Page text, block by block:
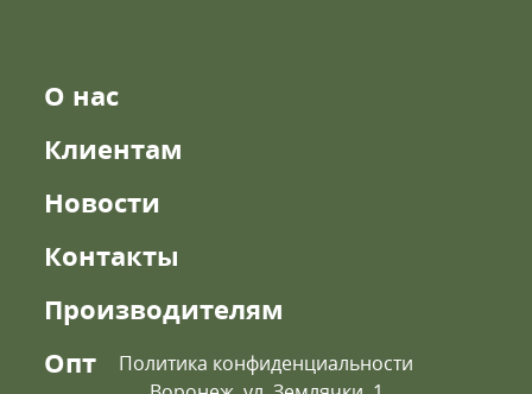
О нас
Клиентам
Новости
Контакты
Производителям
Опт
Политика конфиденциальности